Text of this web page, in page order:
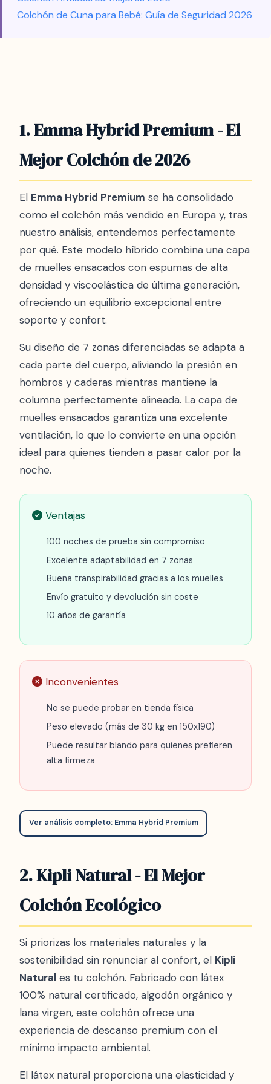
Colchón de Cuna para Bebé: Guía de Seguridad 2026
1. Emma Hybrid Premium - El
Mejor Colchón de 2026
El Emma Hybrid Premium se ha consolidado
como el colchón más vendido en Europa y, tras
nuestro análisis, entendemos perfectamente
por qué. Este modelo híbrido combina una capa
de muelles ensacados con espumas de alta
densidad y viscoelástica de última generación,
ofreciendo un equilibrio excepcional entre
soporte y confort.
Su diseño de 7 zonas diferenciadas se adapta a
cada parte del cuerpo, aliviando la presión en
hombros y caderas mientras mantiene la
columna perfectamente alineada. La capa de
muelles ensacados garantiza una excelente
ventilación, lo que lo convierte en una opción
ideal para quienes tienden a pasar calor por la
noche.
Ventajas
100 noches de prueba sin compromiso
Excelente adaptabilidad en 7 zonas
Buena transpirabilidad gracias a los muelles
Envío gratuito y devolución sin coste
10 años de garantía
Inconvenientes
No se puede probar en tienda física
Peso elevado (más de 30 kg en 150x190)
Puede resultar blando para quienes prefieren
alta firmeza
Ver análisis completo: Emma Hybrid Premium
2. Kipli Natural - El Mejor
Colchón Ecológico
Si priorizas los materiales naturales y la
sostenibilidad sin renunciar al confort, el Kipli
Natural es tu colchón. Fabricado con látex
100% natural certificado, algodón orgánico y
lana virgen, este colchón ofrece una
experiencia de descanso premium con el
mínimo impacto ambiental.
El látex natural proporciona una elasticidad y